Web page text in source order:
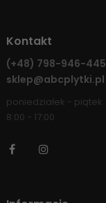
Kontakt
(+48) 798-946-445
sklep@abcplytki.pl
poniedziałek - piątek
8:00 - 17:00
Facebook